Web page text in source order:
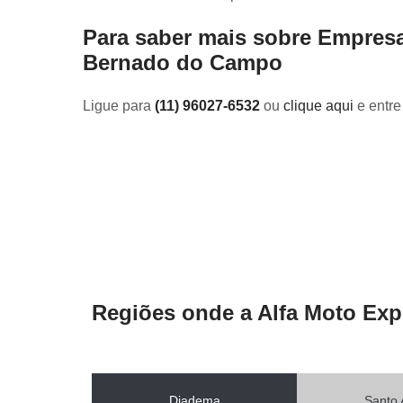
Para saber mais sobre
Bernado do Campo
Ligue para (11) 96027-6532 ou clique aqui e
Regiões onde a Alfa Moto